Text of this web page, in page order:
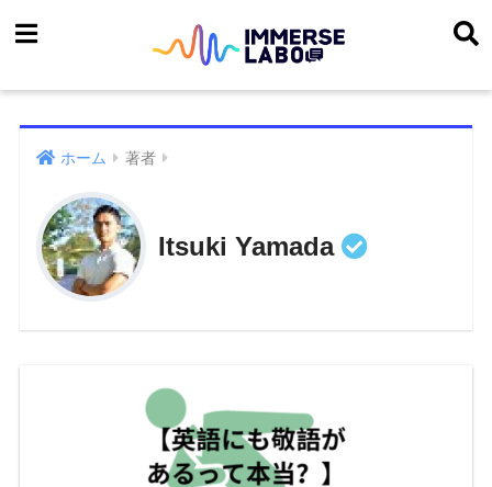
ホーム 著者
Itsuki Yamada